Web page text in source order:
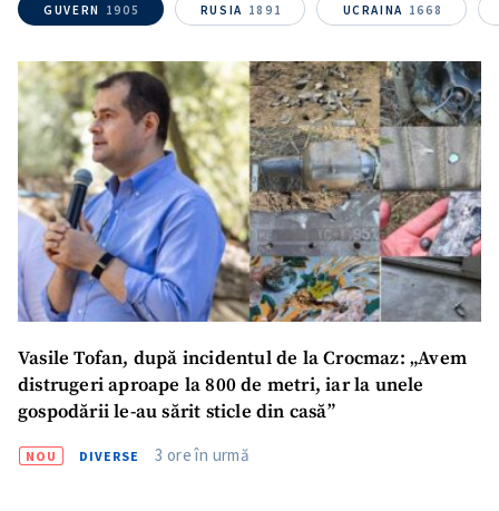
GUVERN 1905 RUSIA 1891 UCRAINA 1668
Vasile Tofan, după incidentul de la Crocmaz: „Avem
distrugeri aproape la 800 de metri, iar la unele
gospodării le-au sărit sticle din casă”
NOU DIVERSE 3 ore în urmă
ȘTIREA MEA
Titlu știre
+ Adaugă titlu
Fotografie
+ Încarcă imagine
Link media
+ Link media
Mesajul știrei
+ Mesajul știrei
CONTACT SURSĂ